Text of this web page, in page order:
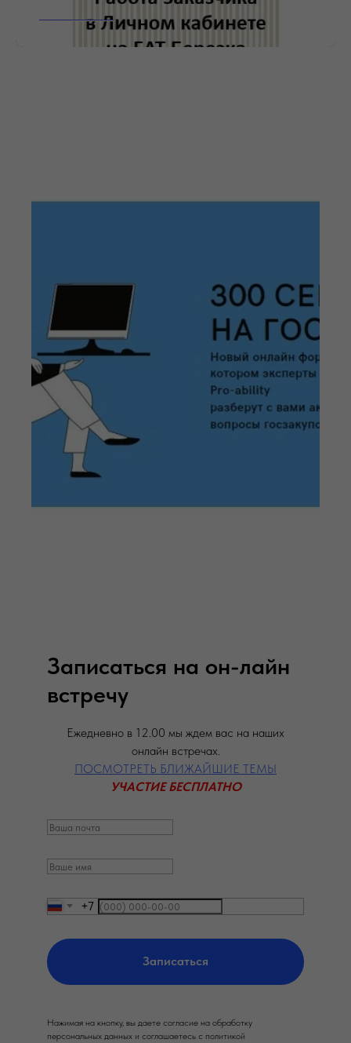
___________________
Записаться на он-лайн
встречу
Ежедневно в 12.00 мы ждем вас на наших
онлайн встречах.
ПОСМОТРЕТЬ БЛИЖАЙШИЕ ТЕМЫ
УЧАСТИЕ БЕСПЛАТНО
+7
Записаться
Нажимая на кнопку, вы даете согласие на обработку
персональных данных и соглашаетесь c политикой